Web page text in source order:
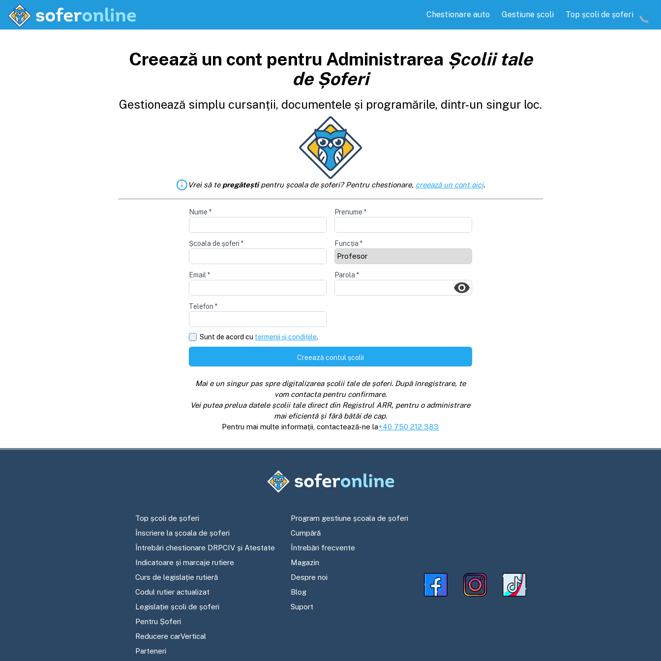
Chestionare auto Gestiune școli Top școli de șoferi
Creează un cont pentru Administrarea Școlii tale
de Șoferi
Gestionează simplu cursanții, documentele și programările, dintr-un singur loc.
Vrei să te pregăteștipentru școala de șoferi? Pentru chestionare, creează un cont aici.
Nume * Prenume *
Școala de șoferi * Funcția *
Email * Parola *
Telefon *
Sunt de acord cu termenii și condițiile.
Creează contul școlii
Mai e un singur pas spre digitalizarea școlii tale de șoferi. După înregistrare, te
vom contacta pentru confirmare.
Vei putea prelua datele școlii tale direct din Registrul ARR, pentru o administrare
mai eficientă și fără bătăi de cap.
Pentru mai multe informații, contactează-ne la+40 750 212 383
Top școli de șoferi
Înscriere la școala de șoferi
Întrebări chestionare DRPCIV și Atestate
Indicatoare și marcaje rutiere
Curs de legislație rutieră
Codul rutier actualizat
Legislație școli de șoferi
Pentru Șoferi
Reducere carVertical
Parteneri
Program gestiune școala de șoferi
Cumpără
Întrebări frecvente
Magazin
Despre noi
Blog
Suport